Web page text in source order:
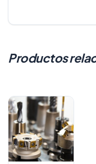
Productos